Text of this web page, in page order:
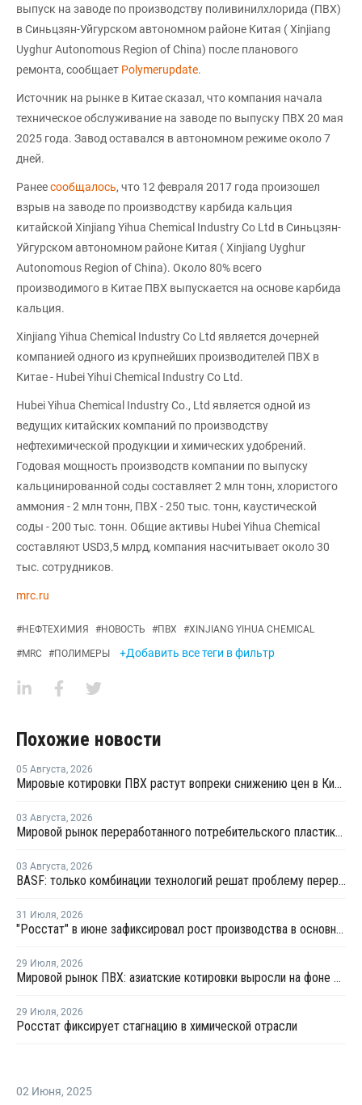
выпуск на заводе по производству поливинилхлорида (ПВХ)
в Синьцзян-Уйгурском автономном районе Китая ( Xinjiang
Uyghur Autonomous Region of China) после планового
ремонта, сообщает Polymerupdate.
Источник на рынке в Китае сказал, что компания начала
техническое обслуживание на заводе по выпуску ПВХ 20 мая
2025 года. Завод оставался в автономном режиме около 7
дней.
Ранеесообщалось, что 12 февраля 2017 года произошел
взрыв на заводе по производству карбида кальция
китайской Xinjiang Yihua Chemical Industry Co Ltd в Синьцзян-
Уйгурском автономном районе Китая ( Xinjiang Uyghur
Autonomous Region of China). Около 80% всего
производимого в Китае ПВХ выпускается на основе карбида
кальция.
Xinjiang Yihua Chemical Industry Co Ltd является дочерней
компанией одного из крупнейших производителей ПВХ в
Китае - Hubei Yihui Chemical Industry Co Ltd.
Hubei Yihua Chemical Industry Co., Ltd является одной из
ведущих китайских компаний по производству
нефтехимической продукции и химических удобрений.
Годовая мощность производств компании по выпуску
кальцинированной соды составляет 2 млн тонн, хлористого
аммония - 2 млн тонн, ПВХ - 250 тыс. тонн, каустической
соды - 200 тыс. тонн. Общие активы Hubei Yihua Chemical
составляют USD3,5 млрд, компания насчитывает около 30
тыс. сотрудников.
mrc.ru
#НЕФТЕХИМИЯ #НОВОСТЬ #ПВХ #XINJIANG YIHUA CHEMICAL
#MRC #ПОЛИМЕРЫ +Добавить все теги в фильтр
Похожие новости
05 Августа, 2026
Мировые котировки ПВХ растут вопреки снижению цен в Китае
03 Августа, 2026
Мировой рынок переработанного потребительского пластика к 2033 году вырастет в два раза
03 Августа, 2026
BASF: только комбинации технологий решат проблему переработки инженерных пластиков
31 Июля, 2026
"Росстат" в июне зафиксировал рост производства в основных группах пластмасс
29 Июля, 2026
Мировой рынок ПВХ: азиатские котировки выросли на фоне смешанных тенденций в Китае
29 Июля, 2026
Росстат фиксирует стагнацию в химической отрасли
02 Июня, 2025